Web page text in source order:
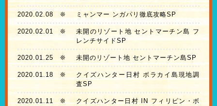
2020.02.08 ❊ ミャンマー ンガパリ徹底攻略SP
2020.02.01 ❊
未開のリゾート地 セントマーチン島 フ
レンチサイドSP
2020.01.25 ❊ 未開のリゾート地 セントマーチン島SP
2020.01.18 ❊
クイズハンター日村 ボラカイ島現地調
査SP
2020.01.11❊
クイズハンター日村 IN フィリピン・ボ